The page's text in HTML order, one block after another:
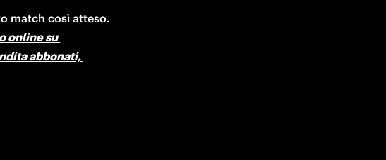
In tutte le fasi di prevendita, si potrà acquistare soltanto online su
abbonati,